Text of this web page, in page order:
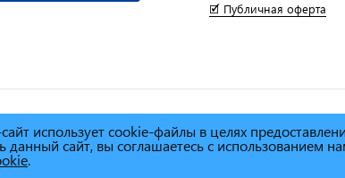
🗹 Публичная оферта
инструмента и техники "Торговый дом
использует cookie-файлы в целях
данный сайт, вы соглашаетесь с
.